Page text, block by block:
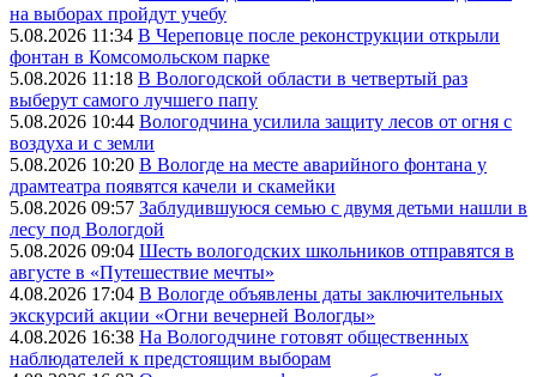
на выборах пройдут учебу
5.08.2026 11:34 В Череповце после реконструкции открыли
фонтан в Комсомольском парке
5.08.2026 11:18 В Вологодской области в четвертый раз
выберут самого лучшего папу
5.08.2026 10:44 Вологодчина усилила защиту лесов от огня с
воздуха и с земли
5.08.2026 10:20 В Вологде на месте аварийного фонтана у
драмтеатра появятся качели и скамейки
5.08.2026 09:57 Заблудившуюся семью с двумя детьми нашли в
лесу под Вологдой
5.08.2026 09:04 Шесть вологодских школьников отправятся в
августе в «Путешествие мечты»
4.08.2026 17:04 В Вологде объявлены даты заключительных
экскурсий акции «Огни вечерней Вологды»
4.08.2026 16:38 На Вологодчине готовят общественных
наблюдателей к предстоящим выборам